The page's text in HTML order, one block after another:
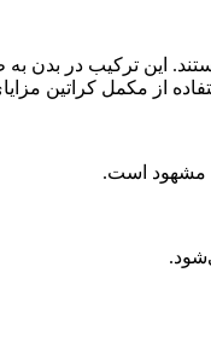
این ترکیب در بدن به
از مکمل کراتین